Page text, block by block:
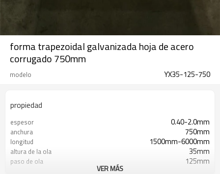
forma trapezoidal galvanizada hoja de acero
corrugado 750mm
modelo YX35-125-750
propiedad
espesor 0.40-2.0mm
anchura 750mm
longitud 1500mm-6000mm
altura de la ola 35mm
paso de ola 125mm
VER MÁS